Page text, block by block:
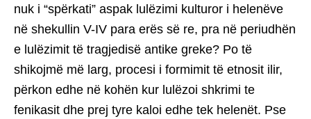
nuk i “spërkati” aspak lulëzimi kulturor i helenëve
në shekullin V-IV para erës së re, pra në periudhën
e lulëzimit të tragjedisë antike greke? Po të
shikojmë më larg, procesi i formimit të etnosit ilir,
përkon edhe në kohën kur lulëzoi shkrimi te
fenikasit dhe prej tyre kaloi edhe tek helenët. Pse